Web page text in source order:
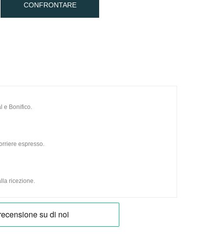
CONFRONTARE
e Bonifico.
espresso.
ricezione.